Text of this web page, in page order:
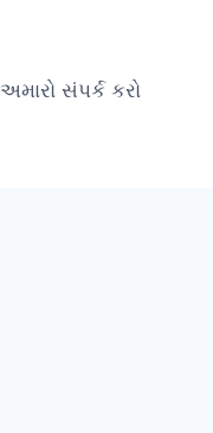
અમારો સંપર્ક કરો